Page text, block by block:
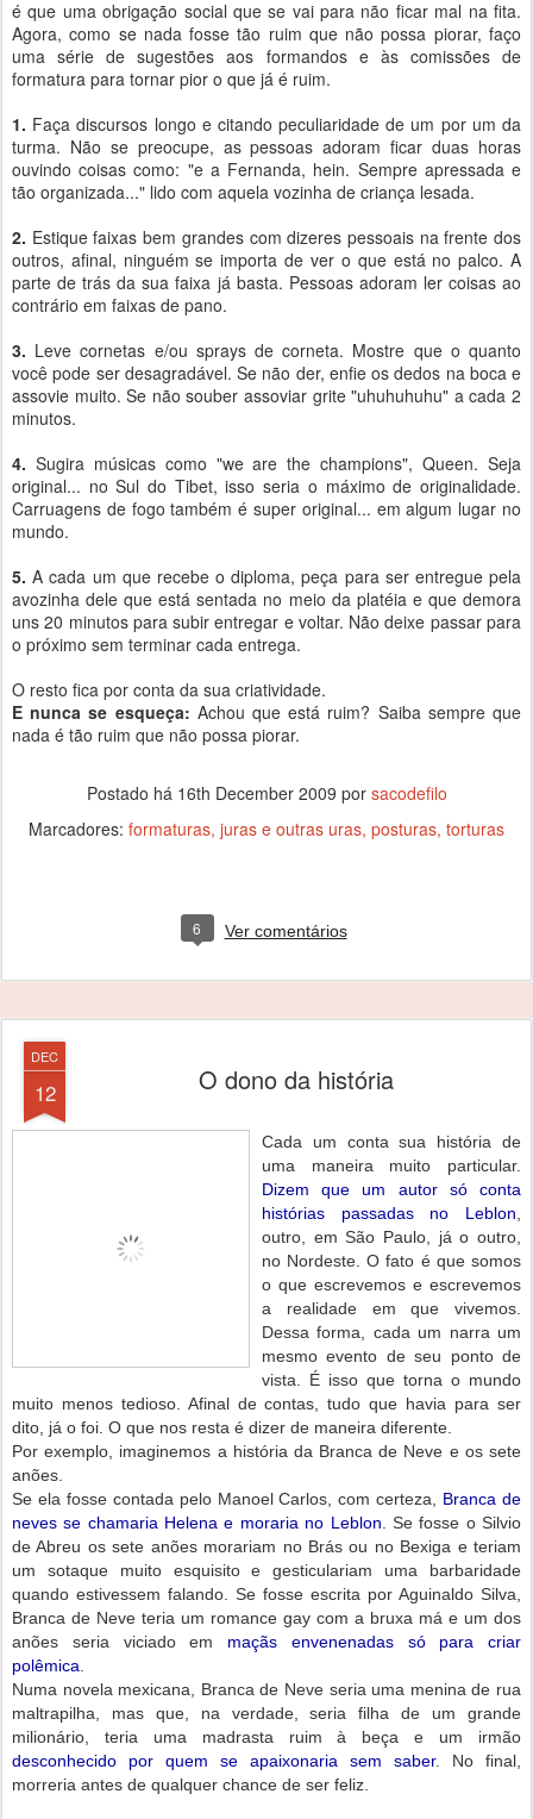
é que uma obrigação social que se vai para não ficar mal na fita.
Agora, como se nada fosse tão ruim que não possa piorar, faço
uma série de sugestões aos formandos e às comissões de
formatura para tornar pior o que já é ruim.
1. Faça discursos longo e citando peculiaridade de um por um da
turma. Não se preocupe, as pessoas adoram ficar duas horas
ouvindo coisas como: "e a Fernanda, hein. Sempre apressada e
tão organizada..." lido com aquela vozinha de criança lesada.
2. Estique faixas bem grandes com dizeres pessoais na frente dos
outros, afinal, ninguém se importa de ver o que está no palco. A
parte de trás da sua faixa já basta. Pessoas adoram ler coisas ao
contrário em faixas de pano.
3. Leve cornetas e/ou sprays de corneta. Mostre que o quanto
você pode ser desagradável. Se não der, enfie os dedos na boca e
assovie muito. Se não souber assoviar grite "uhuhuhuhu" a cada 2
minutos.
4. Sugira músicas como "we are the champions", Queen. Seja
original... no Sul do Tibet, isso seria o máximo de originalidade.
Carruagens de fogo também é super original... em algum lugar no
mundo.
5.A cada um que recebe o diploma, peça para ser entregue pela
avozinha dele que está sentada no meio da platéia e que demora
uns 20 minutos para subir entregar e voltar. Não deixe passar para
o próximo sem terminar cada entrega.
O resto fica por conta da sua criatividade.
E nunca se esqueça: Achou que está ruim? Saiba sempre que
nada é tão ruim que não possa piorar.
Postado há 16th December 2009 por sacodefilo
Marcadores: formaturas juras e outras uras posturas torturas
6 Ver comentários
DEC
12 O dono da história
Cada um conta sua história de
uma maneira muito particular.
Dizem que um autor só conta
histórias passadas no Leblon
outro, em São Paulo, já o outro,
no Nordeste. O fato é que somos
o que escrevemos e escrevemos
a realidade em que vivemos.
Dessa forma, cada um narra um
mesmo evento de seu ponto de
vista. É isso que torna o mundo
muito menos tedioso. Afinal de contas, tudo que havia para ser
dito, já o foi. O que nos resta é dizer de maneira diferente.
Por exemplo, imaginemos a história da Branca de Neve e os sete
anões.
Se ela fosse contada pelo Manoel Carlos, com certeza, Branca de
neves se chamaria Helena e moraria no Leblon . Se fosse o Silvio
de Abreu os sete anões morariam no Brás ou no Bexiga e teriam
um sotaque muito esquisito e gesticulariam uma barbaridade
quando estivessem falando. Se fosse escrita por Aguinaldo Silva,
Branca de Neve teria um romance gay com a bruxa má e um dos
anões seria viciado em maçãs envenenadas só para criar
polêmica
Numa novela mexicana, Branca de Neve seria uma menina de rua
maltrapilha, mas que, na verdade, seria filha de um grande
milionário, teria uma madrasta ruim à beça e um irmão
desconhecido por quem se apaixonaria sem saber. No final,
morreria antes de qualquer chance de ser feliz.